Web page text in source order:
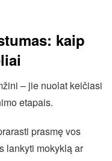
kaip
– jie nuolat keičiasi
etapais.
prasmę vos
lankyti mokyklą ar